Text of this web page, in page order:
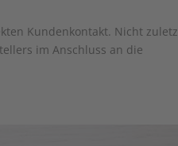
Kundenkontakt. Nicht
im Anschluss an die